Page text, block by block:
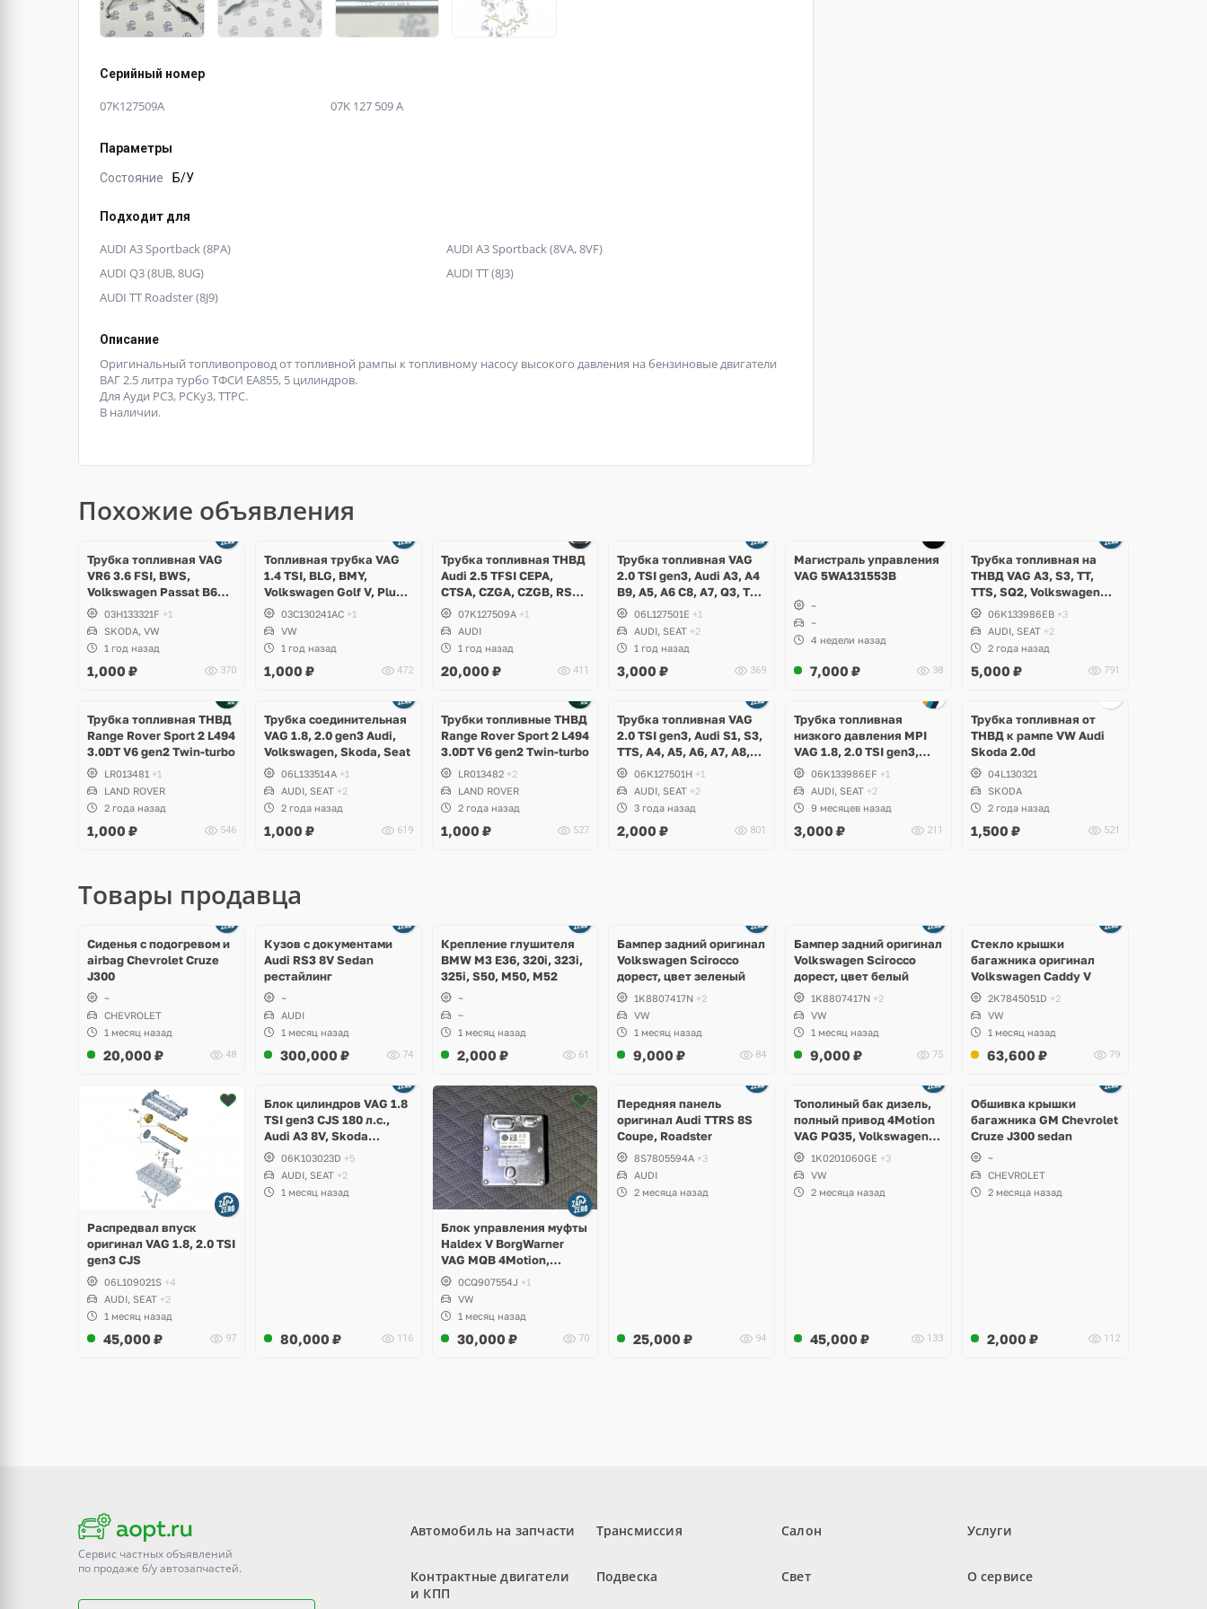
Серийный номер
07K127509A 07K 127 509 A
Параметры
Состояние Б/У
Подходит для
AUDI A3 Sportback (8PA)
AUDI A3 Sportback (8VA, 8VF)
AUDI Q3 (8UB, 8UG)
AUDI TT (8J3)
AUDI TT Roadster (8J9)
Описание
Оригинальный топливопровод от топливной рампы к топливному насосу высокого давления на бензиновые двигатели
ВАГ 2.5 литра турбо ТФСИ ЕА855, 5 цилиндров.
Для Ауди РС3, РСКу3, ТТРС.
В наличии.
Похожие объявления
Трубка топливная VAG
VR6 3.6 FSI, BWS,
Volkswagen Passat B6
R36, CC, Touareg NF,
Teramont, Phaeton,
Skoda Superb
03H133321F +1
SKODA, VW
1 год назад
1,000 ₽ 370
Топливная трубка VAG
1.4 TSI, BLG, BMY,
Volkswagen Golf V, Plus,
Jetta, Touran
03C130241AC +1
VW
1 год назад
1,000 ₽ 472
Трубка топливная ТНВД
Audi 2.5 TFSI CEPA,
CTSA, CZGA, CZGB, RS3,
RSQ3, TTRS
07K127509A +1
AUDI
1 год назад
20,000 ₽ 411
Трубка топливная VAG
2.0 TSI gen3, Audi A3, A4
B9, A5, A6 C8, A7, Q3, TT,
Volkswagen Arteon,
Passat B8, Tiguan, T-Roc,
Skoda Kodiaq, Karoq,
Octavia A8, Superb, Seat
Leon, Ateca, Formentor
06L127501E +1
AUDI, SEAT +2
1 год назад
3,000 ₽ 369
Магистраль управления
VAG 5WA131553B
~
~
4 недели назад
7,000 ₽ 38
Трубка топливная на
ТНВД VAG A3, S3, TT,
TTS, SQ2, Volkswagen
Golf 7.5 R, GTI, T-Roc,
Passat B8, Skoda Octavia
A8, Superb, Seat Leon
Cupra, Ateca
06K133986EB +3
AUDI, SEAT +2
2 года назад
5,000 ₽ 791
Трубка топливная ТНВД
Range Rover Sport 2 L494
3.0DT V6 gen2 Twin-turbo
LR013481 +1
LAND ROVER
2 года назад
1,000 ₽ 546
Трубка соединительная
VAG 1.8, 2.0 gen3 Audi,
Volkswagen, Skoda, Seat
06L133514A +1
AUDI, SEAT +2
2 года назад
1,000 ₽ 619
Трубки топливные ТНВД
Range Rover Sport 2 L494
3.0DT V6 gen2 Twin-turbo
LR013482 +2
LAND ROVER
2 года назад
1,000 ₽ 527
Трубка топливная VAG
2.0 TSI gen3, Audi S1, S3,
TTS, A4, A5, A6, A7, A8,
Q2, Q3, Q5, Q7, Q8,
Volkswagen Golf 7 R,
Passat, Arteon, Tiguan,
Skoda Octavia, Superb,
Kodiaq
06K127501H +1
AUDI, SEAT +2
3 года назад
2,000 ₽ 801
Трубка топливная
низкого давления MPI
VAG 1.8, 2.0 TSI gen3,
Audi A1, A3, Q3, TT,
Volkswagen Arteon,
Passat B8, Tiguan 2,
Skoda Octavia A7,
Superb, Seat Leon
06K133986EF +1
AUDI, SEAT +2
9 месяцев назад
3,000 ₽ 211
Трубка топливная от
ТНВД к рампе VW Audi
Skoda 2.0d
04L130321
SKODA
2 года назад
1,500 ₽ 521
Товары продавца
Сиденья с подогревом и
airbag Chevrolet Cruze
J300
~
CHEVROLET
1 месяц назад
20,000 ₽ 48
Кузов с документами
Audi RS3 8V Sedan
рестайлинг
~
AUDI
1 месяц назад
300,000 ₽ 74
Крепление глушителя
BMW M3 E36, 320i, 323i,
325i, S50, M50, M52
~
~
1 месяц назад
2,000 ₽ 61
Бампер задний оригинал
Volkswagen Scirocco
дорест, цвет зеленый
1K8807417N +2
VW
1 месяц назад
9,000 ₽ 84
Бампер задний оригинал
Volkswagen Scirocco
дорест, цвет белый
1K8807417N +2
VW
1 месяц назад
9,000 ₽ 75
Стекло крышки
багажника оригинал
Volkswagen Caddy V
2K7845051D +2
VW
1 месяц назад
63,600 ₽ 79
Распредвал впуск
оригинал VAG 1.8, 2.0 TSI
gen3 CJS
06L109021S +4
AUDI, SEAT +2
1 месяц назад
45,000 ₽ 97
2 фото
Блок цилиндров VAG 1.8
TSI gen3 CJS 180 л.с.,
Audi A3 8V, Skoda
Octavia A7, Superb,
Volkswagen Passat B8,
Golf VII Alltrack, Seat
Leon
06K103023D +5
AUDI, SEAT +2
1 месяц назад
80,000 ₽ 116
Блок управления муфты
Haldex V BorgWarner
VAG MQB 4Motion,
Volkswagen Tiguan
0CQ907554J +1
VW
1 месяц назад
30,000 ₽ 70
2 фото
Передняя панель
оригинал Audi TTRS 8S
Coupe, Roadster
8S7805594A +3
AUDI
2 месяца назад
25,000 ₽ 94
Тополиный бак дизель,
полный привод 4Motion
VAG PQ35, Volkswagen
Scirocco, Golf V, VI,
Skoda Yeti, Octavia A5,
Superb, Audi A3, Seat
Altea
1K0201060GE +3
VW
2 месяца назад
45,000 ₽ 133
Обшивка крышки
багажника GM Chevrolet
Cruze J300 sedan
~
CHEVROLET
2 месяца назад
2,000 ₽ 112
Сервис частных объявлений
по продаже б/уавтозапчастей.
Автомобиль на запчасти
Контрактные двигатели
и КПП
Трансмиссия
Подвеска
Салон
Свет
Услуги
О сервисе